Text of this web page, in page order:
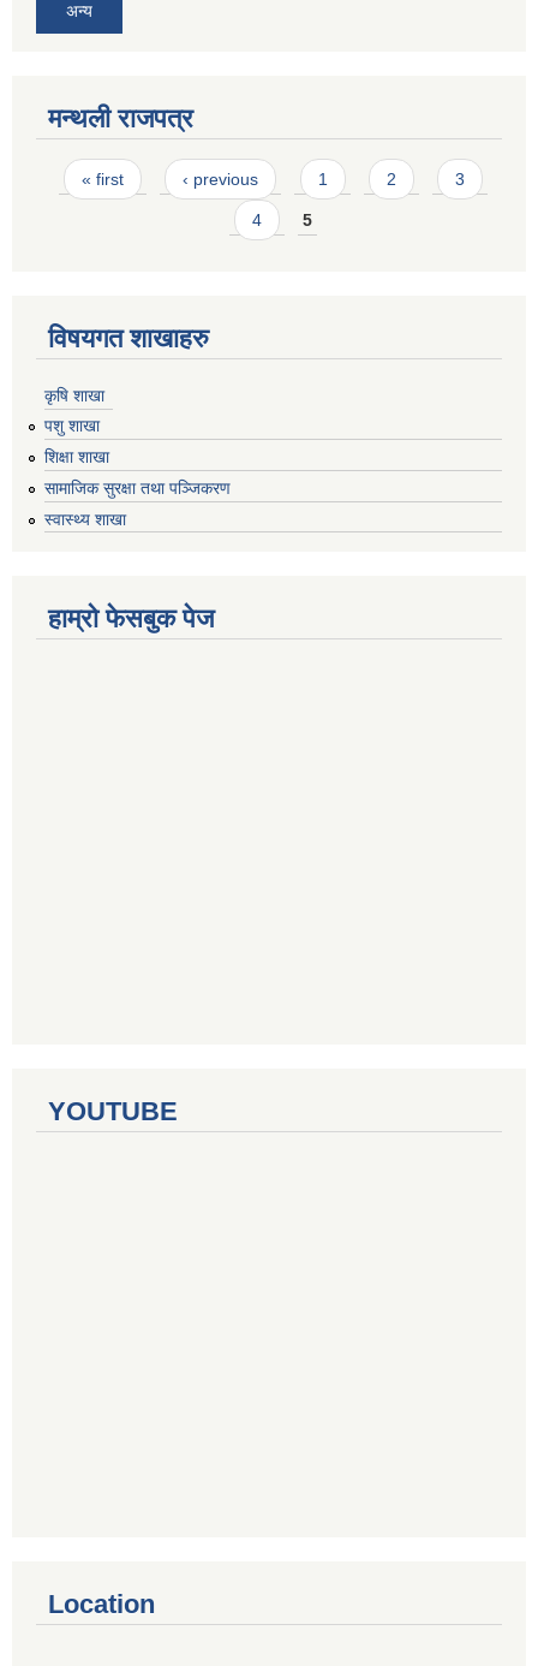
अन्य
मन्थली राजपत्र
Pages
« first ‹ previous 1 2 3
4 5
विषयगत शाखाहरु
कृषि शाखा
पशु शाखा
शिक्षा शाखा
सामाजिक सुरक्षा तथा पञ्जिकरण
स्वास्थ्य शाखा
हाम्रो फेसबुक पेज
YOUTUBE
Location